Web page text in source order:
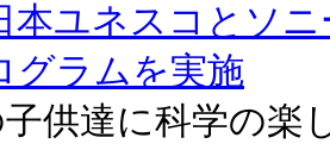
本ユネスコとソ
グラムを実施
子供達に科学の楽